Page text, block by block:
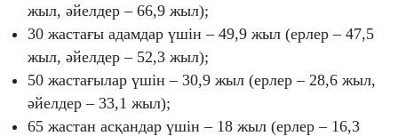
жыл, әйелдер – 66,9 жыл);
30 жастағы адамдар үшін – 49,9 жыл (ерлер – 47,5
жыл, әйелдер – 52,3 жыл);
50 жастағылар үшін – 30,9 жыл (ерлер – 28,6 жыл,
әйелдер – 33,1 жыл);
65 жастан асқандар үшін – 18 жыл (ерлер – 16,3